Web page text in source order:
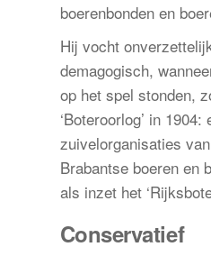
boerenbonden en
Hij vocht
demagogisch,
op het spel stonden,
‘Boteroorlog’ in
zuivelorganisaties
Brabantse boeren en
als inzet het
Conservatief